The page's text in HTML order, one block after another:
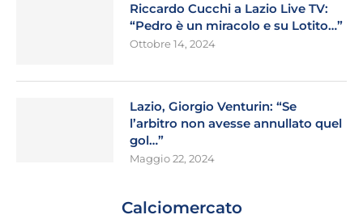
Riccardo Cucchi a Lazio Live TV:
“Pedro è un miracolo e su Lotito…”
Ottobre 14, 2024
Lazio, Giorgio Venturin: “Se
l’arbitro non avesse annullato quel
gol…”
Maggio 22, 2024
Calciomercato